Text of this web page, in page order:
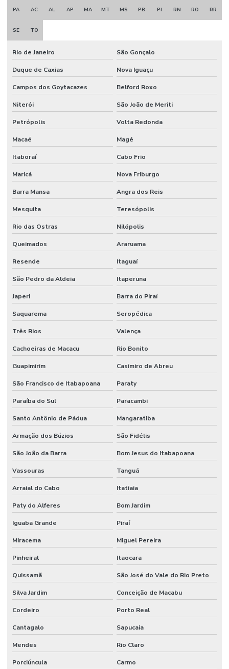
PA AC AL AP MA MT MS PB PI RN RO RR
SE TO
Rio de Janeiro São Gonçalo
Duque de Caxias Nova Iguaçu
Campos dos Goytacazes Belford Roxo
Niterói São João de Meriti
Petrópolis Volta Redonda
Macaé Magé
Itaboraí Cabo Frio
Maricá Nova Friburgo
Barra Mansa Angra dos Reis
Mesquita Teresópolis
Rio das Ostras Nilópolis
Queimados Araruama
Resende Itaguaí
São Pedro da Aldeia Itaperuna
Japeri Barra do Piraí
Saquarema Seropédica
Três Rios Valença
Cachoeiras de Macacu Rio Bonito
Guapimirim Casimiro de Abreu
São Francisco de Itabapoana Paraty
Paraíba do Sul Paracambi
Santo Antônio de Pádua Mangaratiba
Armação dos Búzios São Fidélis
São João da Barra Bom Jesus do Itabapoana
Vassouras Tanguá
Arraial do Cabo Itatiaia
Paty do Alferes Bom Jardim
Iguaba Grande Piraí
Miracema Miguel Pereira
Pinheiral Itaocara
Quissamã São José do Vale do Rio Preto
Silva Jardim Conceição de Macabu
Cordeiro Porto Real
Cantagalo Sapucaia
Mendes Rio Claro
Porciúncula Carmo